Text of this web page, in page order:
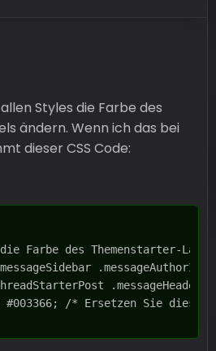
Styles die Farbe des
ändern. Wenn ich das bei
dieser CSS Code: